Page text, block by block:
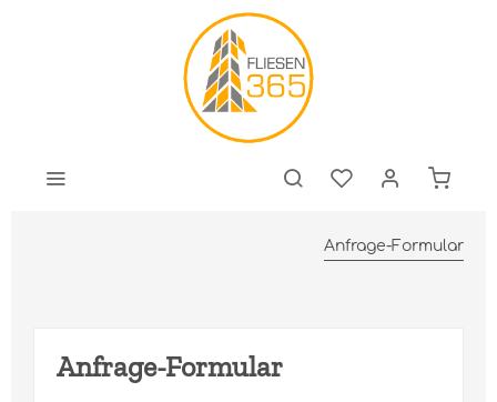
Anfrage-Formular
Anfrage-Formular